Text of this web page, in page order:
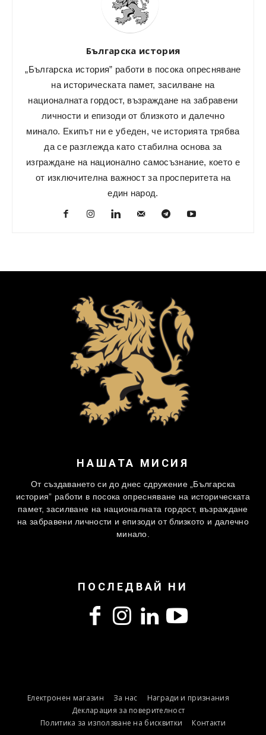
Българска история
„Българска история” работи в посока опресняване
на историческата памет, засилване на
националната гордост, възраждане на забравени
личности и епизоди от близкото и далечно
минало. Екипът ни е убеден, че историята трябва
да се разглежда като стабилна основа за
изграждане на национално самосъзнание, което е
от изключителна важност за просперитета на
един народ.
НАШАТА МИСИЯ
От създаването си до днес сдружение „Българска
история” работи в посока опресняване на историческата
памет, засилване на националната гордост, възраждане
на забравени личности и епизоди от близкото и далечно
минало.
ПОСЛЕДВАЙ НИ
Електронен магазин За нас
Награди и признания
Декларация за поверителност
Политика за използване на бисквитки
Контакти